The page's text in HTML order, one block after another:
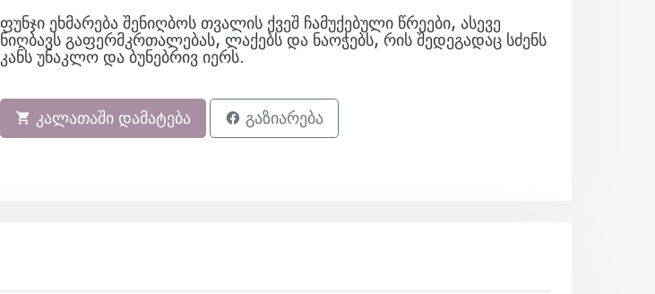
ფუნჯი ეხმარება შენიღბოს თვალის ქვეშ ჩამუქებული წრეები, ასევე
ნიღბავს გაფერმკრთალებას, ლაქებს და ნაოჭებს, რის შედეგადაც სძენს
კანს უნაკლო და ბუნებრივ იერს.
კალათაში დამატება გაზიარება